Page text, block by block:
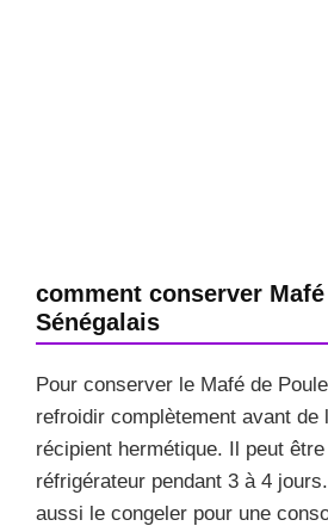
comment conserver
Sénégalais
Pour conserver le Mafé de
refroidir complètement avant de
récipient hermétique. Il peut
réfrigérateur pendant 3 à 4
aussi le congeler pour une